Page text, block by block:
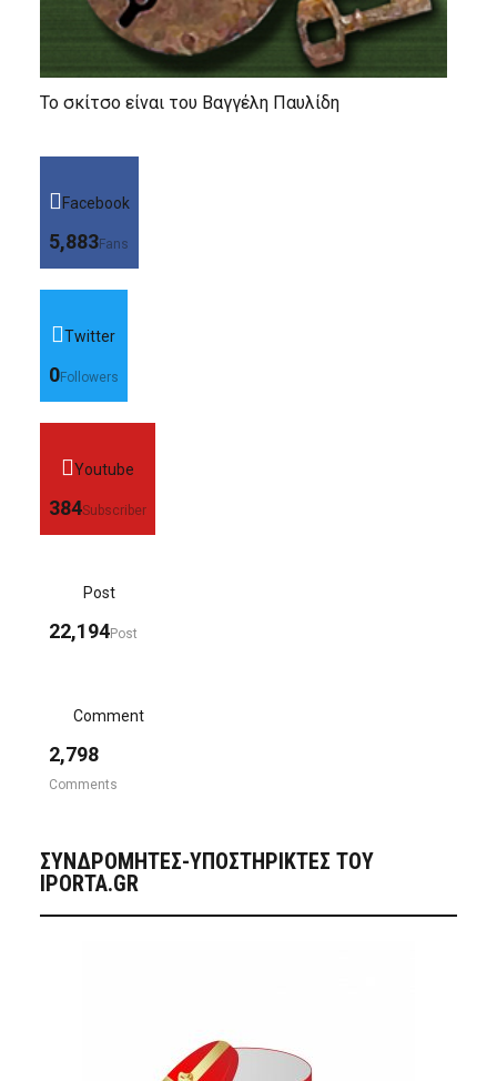
Το σκίτσο είναι του Βαγγέλη Παυλίδη
Facebook
5,883Fans
Twitter
0Followers
Youtube
384Subscriber
Post
22,194Post
Comment
2,798
Comments
ΣΥΝΔΡΟΜΗΤΈΣ-ΥΠΟΣΤΗΡΙΚΤΈΣ ΤΟΥ
IPORTA.GR